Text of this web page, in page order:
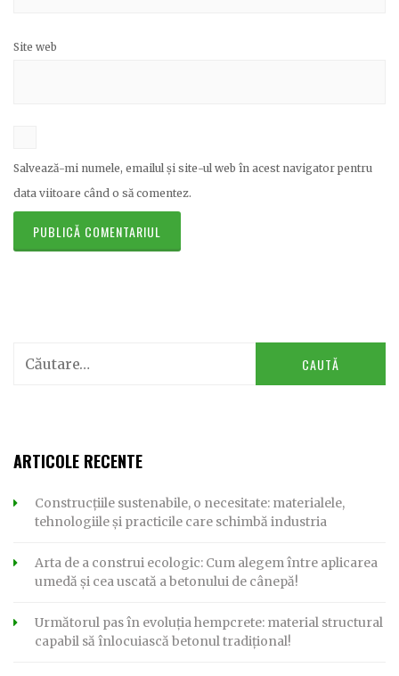
Site web
Salvează-mi numele, emailul și site-ul web în acest navigator pentru
data viitoare când o să comentez.
Caută
după:
ARTICOLE RECENTE
Construcțiile sustenabile, o necesitate: materialele,
tehnologiile și practicile care schimbă industria
Arta de a construi ecologic: Cum alegem între aplicarea
umedă și cea uscată a betonului de cânepă!
Următorul pas în evoluția hempcrete: material structural
capabil să înlocuiască betonul tradițional!